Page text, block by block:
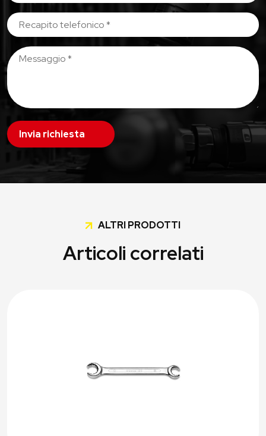
Invia richiesta
ALTRI PRODOTTI
Articoli correlati